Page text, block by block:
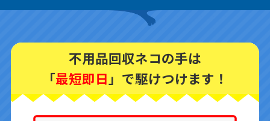
不用品回収ネコの手は
「最短即日 」で駆けつけます！